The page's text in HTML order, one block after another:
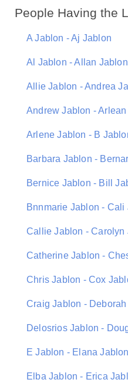
People Having the
A Jablon - Aj Jablon
Al Jablon - Allan Jablon
Allie Jablon - Andrea
Andrew Jablon -
Arlene Jablon - B
Barbara Jablon -
Bernice Jablon - Bill
Bnnmarie Jablon - Cali
Callie Jablon - Carolyn
Catherine Jablon -
Chris Jablon - Cox
Craig Jablon -
Delosrios Jablon -
E Jablon - Elana Jablon
Elba Jablon - Erica